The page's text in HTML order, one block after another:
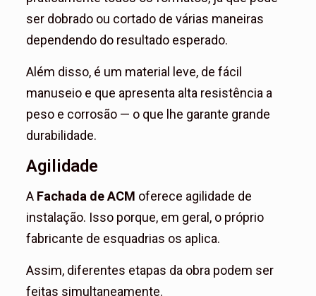
ser dobrado ou cortado de várias maneiras
dependendo do resultado esperado.
Além disso, é um material leve, de fácil
manuseio e que apresenta alta resistência a
peso e corrosão — o que lhe garante grande
durabilidade.
Agilidade
A Fachada de ACM oferece agilidade de
instalação. Isso porque, em geral, o próprio
fabricante de esquadrias os aplica.
Assim, diferentes etapas da obra podem ser
feitas simultaneamente.